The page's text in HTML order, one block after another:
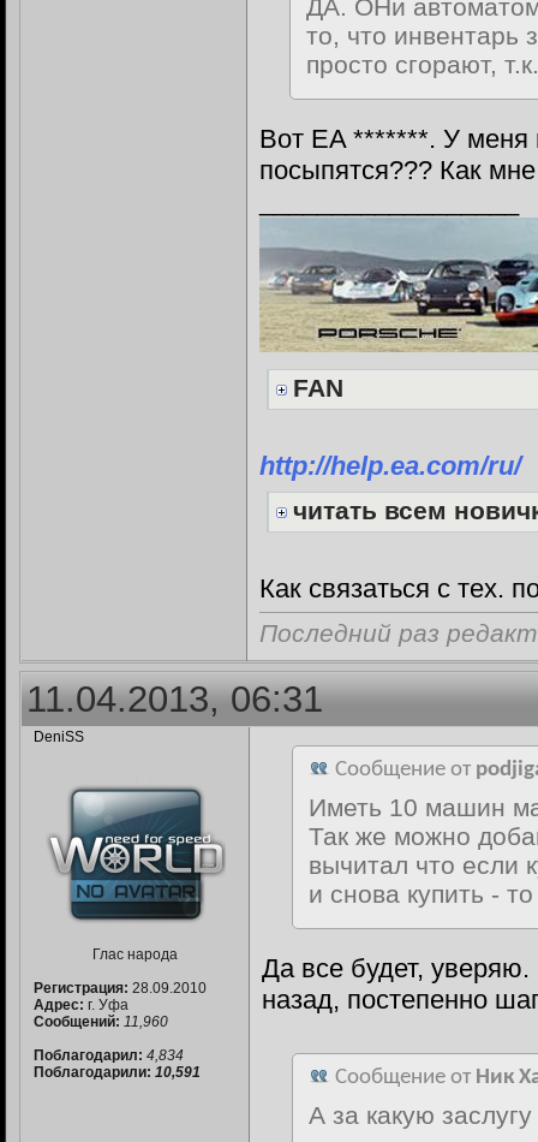
ДА. ОНи
то, что инвентарь
просто сгорают,
Вот EA *******. У меня
посыпятся??? Как
FAN
http://help.ea.com/ru/
читать всем
Как связаться с тех.
Последний раз
11.04.2013, 06:31
DeniSS
Глас народа
Регистрация: 28.09.2010
Адрес: г. Уфа
Сообщений: 11,960
Поблагодарил: 4,834
Поблагодарили: 10,591
Сообщение от
Иметь 10 машин
Так же можно
вычитал что если
и снова купить -
Да все будет, уверяю.
назад, постепенно
Сообщение от Ник
А за какую